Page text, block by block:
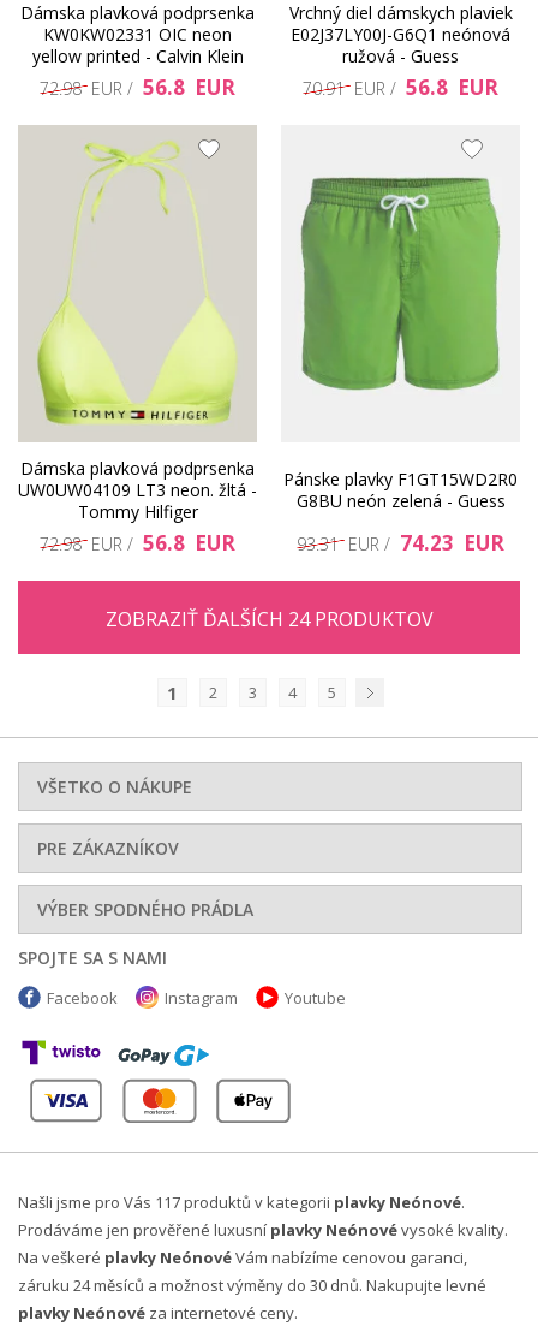
Dámska plavková podprsenka
KW0KW02331 OIC neon
yellow printed - Calvin Klein
72.98 EUR / 56.8 EUR
Vrchný diel dámskych plaviek
E02J37LY00J-G6Q1 neónová
ružová - Guess
70.91 EUR / 56.8 EUR
Dámska plavková podprsenka
UW0UW04109 LT3 neon. žltá -
Tommy Hilfiger
72.98 EUR / 56.8 EUR
Pánske plavky F1GT15WD2R0
G8BU neón zelená - Guess
93.31 EUR / 74.23 EUR
ZOBRAZIŤ ĎALŠÍCH 24 PRODUKTOV
1 2 3 4
5
VŠETKO O NÁKUPE
PRE ZÁKAZNÍKOV
VÝBER SPODNÉHO PRÁDLA
SPOJTE SA S NAMI
Facebook Instagram Youtube
Našli jsme pro Vás 117 produktů v kategorii plavky Neónové.
Prodáváme jen prověřené luxusní plavky Neónovévysoké kvality.
Na veškeré plavky NeónovéVám nabízíme cenovou garanci,
záruku 24 měsíců a možnost výměny do 30 dnů. Nakupujte levné
plavky Neónové za internetové ceny.